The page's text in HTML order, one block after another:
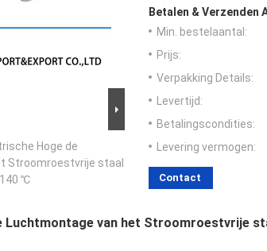
Hoge de
Stroomroestvrije staal
℃
Betalen & Verzenden
Min. bestelaantal:
Prijs:
Verpakking Details:
Levertijd:
Betalingscondities:
Levering vermogen:
Contact
Luchtmontage van het Stroomroestvrije